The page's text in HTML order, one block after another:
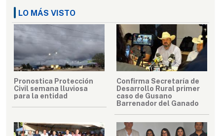
LO MÁS VISTO
Pronostica Protección
Civil semana lluviosa
para la entidad
Confirma Secretaría de
Desarrollo Rural primer
caso de Gusano
Barrenador del Ganado